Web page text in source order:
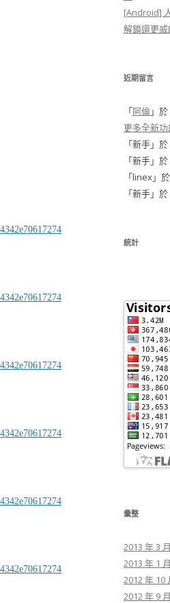
[Android]
解鎖還更
近期留言
「阿倫」
更多全新
「新手」
「新手」
「linex」
「新手」
統計
彙整
2013 年 3 月
2013 年 1 月
2012 年 10
2012 年 9 月